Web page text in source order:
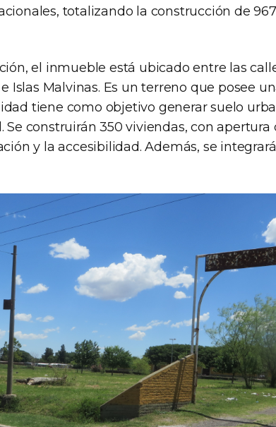
totalizando la construcción de
el inmueble está ubicado entre las
Islas Malvinas. Es un terreno que posee
tiene como objetivo generar suelo
Se construirán 350 viviendas, con apertura
y la accesibilidad. Además, se